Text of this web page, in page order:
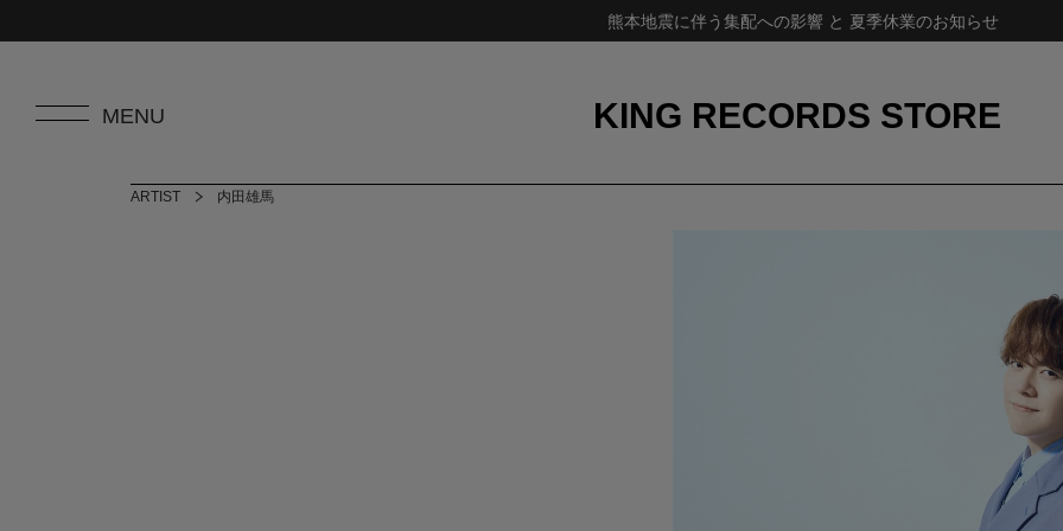
熊本地震に伴う集配への影響 と 夏季休業のお知らせ
KING RECORDS STORE
ARTIST 内田雄馬